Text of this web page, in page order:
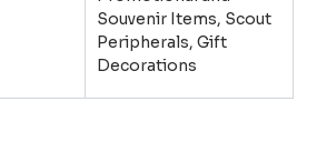
Souvenir Items, Scout
Peripherals, Gift
Decorations